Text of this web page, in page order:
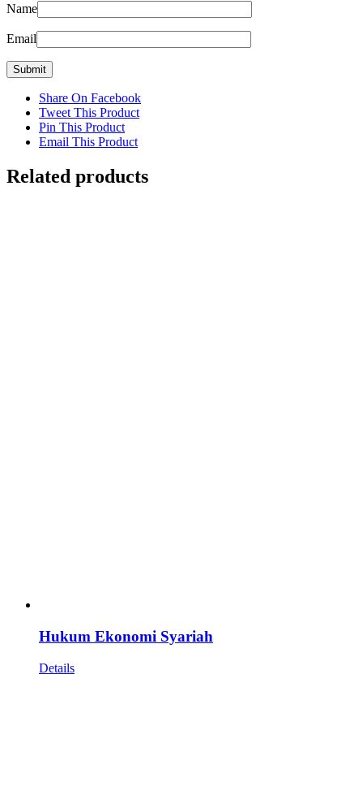
Name
Email
Share On Facebook
Tweet This Product
Pin This Product
Email This Product
Related products
Hukum Ekonomi Syariah
Details